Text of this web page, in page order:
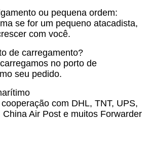
ou pequena ordem:
se for um pequeno atacadista,
com você.
de carregamento?
no porto de
seu pedido.
com DHL, TNT, UPS,
China Air Post e muitos Forwarder